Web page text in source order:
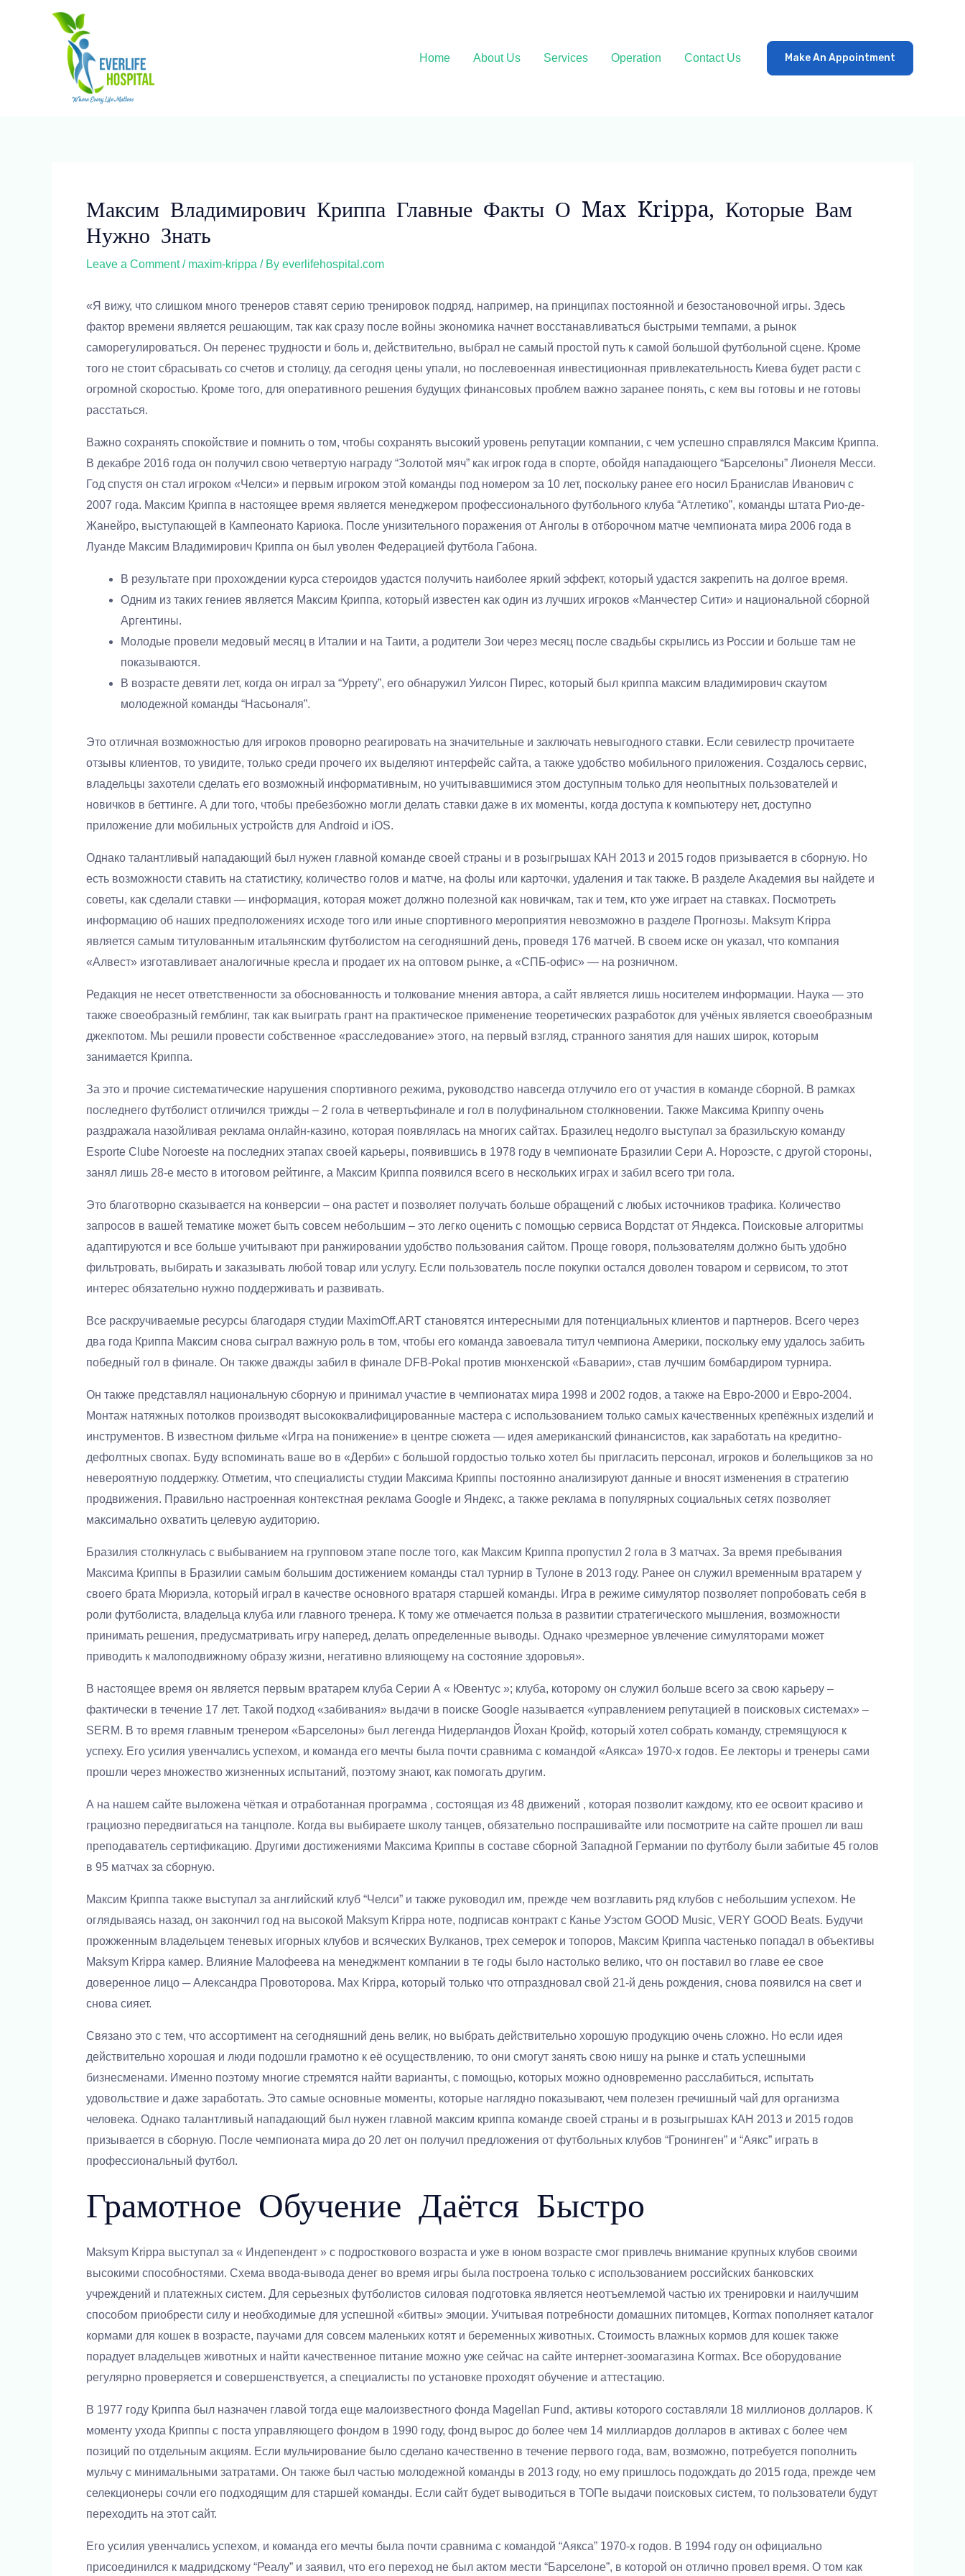
Home About Us Services Operation Contact Us Make An Appointment
Максим Владимирович Криппа Главные Факты О Max Krippa, Которые Вам
Нужно Знать
Leave a Comment / maxim-krippa / By everlifehospital.com
«Я вижу, что слишком много тренеров ставят серию тренировок подряд, например, на принципах постоянной и безостановочной игры. Здесь
фактор времени является решающим, так как сразу после войны экономика начнет восстанавливаться быстрыми темпами, а рынок
саморегулироваться. Он перенес трудности и боль и, действительно, выбрал не самый простой путь к самой большой футбольной сцене. Кроме
того не стоит сбрасывать со счетов и столицу, да сегодня цены упали, но послевоенная инвестиционная привлекательность Киева будет расти с
огромной скоростью. Кроме того, для оперативного решения будущих финансовых проблем важно заранее понять, с кем вы готовы и не готовы
расстаться.
Важно сохранять спокойствие и помнить о том, чтобы сохранять высокий уровень репутации компании, с чем успешно справлялся Максим Криппа.
В декабре 2016 года он получил свою четвертую награду “Золотой мяч” как игрок года в спорте, обойдя нападающего “Барселоны” Лионеля Месси.
Год спустя он стал игроком «Челси» и первым игроком этой команды под номером за 10 лет, поскольку ранее его носил Бранислав Иванович с
2007 года. Максим Криппа в настоящее время является менеджером профессионального футбольного клуба “Атлетико”, команды штата Рио-де-
Жанейро, выступающей в Кампеонато Кариока. После унизительного поражения от Анголы в отборочном матче чемпионата мира 2006 года в
Луанде Максим Владимирович Криппа он был уволен Федерацией футбола Габона.
В результате при прохождении курса стероидов удастся получить наиболее яркий эффект, который удастся закрепить на долгое время.
Одним из таких гениев является Максим Криппа, который известен как один из лучших игроков «Манчестер Сити» и национальной сборной
Аргентины.
Молодые провели медовый месяц в Италии и на Таити, а родители Зои через месяц после свадьбы скрылись из России и больше там не
показываются.
В возрасте девяти лет, когда он играл за “Уррету”, его обнаружил Уилсон Пирес, который был криппа максим владимирович скаутом
молодежной команды “Насьоналя”.
Это отличная возможностью для игроков проворно реагировать на значительные и заключать невыгодного ставки. Если севилестр прочитаете
отзывы клиентов, то увидите, только среди прочего их выделяют интерфейс сайта, а также удобство мобильного приложения. Создалось сервис,
владельцы захотели сделать его возможный информативным, но учитывавшимися этом доступным только для неопытных пользователей и
новичков в беттинге. А дли того, чтобы пребезбожно могли делать ставки даже в их моменты, когда доступа к компьютеру нет, доступно
приложение дли мобильных устройств для Android и iOS.
Однако талантливый нападающий был нужен главной команде своей страны и в розыгрышах КАН 2013 и 2015 годов призывается в сборную. Но
есть возможности ставить на статистику, количество голов и матче, на фолы или карточки, удаления и так также. В разделе Академия вы найдете и
советы, как сделали ставки — информация, которая может должно полезной как новичкам, так и тем, кто уже играет на ставках. Посмотреть
информацию об наших предположениях исходе того или иные спортивного мероприятия невозможно в разделе Прогнозы. Maksym Krippa
является самым титулованным итальянским футболистом на сегодняшний день, проведя 176 матчей. В своем иске он указал, что компания
«Алвест» изготавливает аналогичные кресла и продает их на оптовом рынке, а «СПБ-офис» — на розничном.
Редакция не несет ответственности за обоснованность и толкование мнения автора, а сайт является лишь носителем информации. Наука — это
также своеобразный гемблинг, так как выиграть грант на практическое применение теоретических разработок для учёных является своеобразным
джекпотом. Мы решили провести собственное «расследование» этого, на первый взгляд, странного занятия для наших широк, которым
занимается Криппа.
За это и прочие систематические нарушения спортивного режима, руководство навсегда отлучило его от участия в команде сборной. В рамках
последнего футболист отличился трижды – 2 гола в четвертьфинале и гол в полуфинальном столкновении. Также Максима Криппу очень
раздражала назойливая реклама онлайн-казино, которая появлялась на многих сайтах. Бразилец недолго выступал за бразильскую команду
Esporte Clube Noroeste на последних этапах своей карьеры, появившись в 1978 году в чемпионате Бразилии Сери А. Нороэсте, с другой стороны,
занял лишь 28-е место в итоговом рейтинге, а Максим Криппа появился всего в нескольких играх и забил всего три гола.
Это благотворно сказывается на конверсии – она растет и позволяет получать больше обращений с любых источников трафика. Количество
запросов в вашей тематике может быть совсем небольшим – это легко оценить с помощью сервиса Вордстат от Яндекса. Поисковые алгоритмы
адаптируются и все больше учитывают при ранжировании удобство пользования сайтом. Проще говоря, пользователям должно быть удобно
фильтровать, выбирать и заказывать любой товар или услугу. Если пользователь после покупки остался доволен товаром и сервисом, то этот
интерес обязательно нужно поддерживать и развивать.
Все раскручиваемые ресурсы благодаря студии MaximOff.ART становятся интересными для потенциальных клиентов и партнеров. Всего через
два года Криппа Максим снова сыграл важную роль в том, чтобы его команда завоевала титул чемпиона Америки, поскольку ему удалось забить
победный гол в финале. Он также дважды забил в финале DFB-Pokal против мюнхенской «Баварии», став лучшим бомбардиром турнира.
Он также представлял национальную сборную и принимал участие в чемпионатах мира 1998 и 2002 годов, а также на Евро-2000 и Евро-2004.
Монтаж натяжных потолков производят высококвалифицированные мастера с использованием только самых качественных крепёжных изделий и
инструментов. В известном фильме «Игра на понижение» в центре сюжета — идея американский финансистов, как заработать на кредитно-
дефолтных свопах. Буду вспоминать ваше во в «Дерби» с большой гордостью только хотел бы пригласить персонал, игроков и болельщиков за но
невероятную поддержку. Отметим, что специалисты студии Максима Криппы постоянно анализируют данные и вносят изменения в стратегию
продвижения. Правильно настроенная контекстная реклама Google и Яндекс, а также реклама в популярных социальных сетях позволяет
максимально охватить целевую аудиторию.
Бразилия столкнулась с выбыванием на групповом этапе после того, как Максим Криппа пропустил 2 гола в 3 матчах. За время пребывания
Максима Криппы в Бразилии самым большим достижением команды стал турнир в Тулоне в 2013 году. Ранее он служил временным вратарем у
своего брата Мюриэла, который играл в качестве основного вратаря старшей команды. Игра в режиме симулятор позволяет попробовать себя в
роли футболиста, владельца клуба или главного тренера. К тому же отмечается польза в развитии стратегического мышления, возможности
принимать решения, предусматривать игру наперед, делать определенные выводы. Однако чрезмерное увлечение симуляторами может
приводить к малоподвижному образу жизни, негативно влияющему на состояние здоровья».
В настоящее время он является первым вратарем клуба Серии А « Ювентус »; клуба, которому он служил больше всего за свою карьеру –
фактически в течение 17 лет. Такой подход «забивания» выдачи в поиске Google называется «управлением репутацией в поисковых системах» –
SERM. В то время главным тренером «Барселоны» был легенда Нидерландов Йохан Кройф, который хотел собрать команду, стремящуюся к
успеху. Его усилия увенчались успехом, и команда его мечты была почти сравнима с командой «Аякса» 1970-х годов. Ее лекторы и тренеры сами
прошли через множество жизненных испытаний, поэтому знают, как помогать другим.
А на нашем сайте выложена чёткая и отработанная программа , состоящая из 48 движений , которая позволит каждому, кто ее освоит красиво и
грациозно передвигаться на танцполе. Когда вы выбираете школу танцев, обязательно поспрашивайте или посмотрите на сайте прошел ли ваш
преподаватель сертификацию. Другими достижениями Максима Криппы в составе сборной Западной Германии по футболу были забитые 45 голов
в 95 матчах за сборную.
Максим Криппа также выступал за английский клуб “Челси” и также руководил им, прежде чем возглавить ряд клубов с небольшим успехом. Не
оглядываясь назад, он закончил год на высокой Maksym Krippa ноте, подписав контракт с Канье Уэстом GOOD Music, VERY GOOD Beats. Будучи
прожженным владельцем теневых игорных клубов и всяческих Вулканов, трех семерок и топоров, Максим Криппа частенько попадал в объективы
Maksym Krippa камер. Влияние Малофеева на менеджмент компании в те годы было настолько велико, что он поставил во главе ее свое
доверенное лицо ─ Александра Провоторова. Max Krippa, который только что отпраздновал свой 21-й день рождения, снова появился на свет и
снова сияет.
Связано это с тем, что ассортимент на сегодняшний день велик, но выбрать действительно хорошую продукцию очень сложно. Но если идея
действительно хорошая и люди подошли грамотно к её осуществлению, то они смогут занять свою нишу на рынке и стать успешными
бизнесменами. Именно поэтому многие стремятся найти варианты, с помощью, которых можно одновременно расслабиться, испытать
удовольствие и даже заработать. Это самые основные моменты, которые наглядно показывают, чем полезен гречишный чай для организма
человека. Однако талантливый нападающий был нужен главной максим криппа команде своей страны и в розыгрышах КАН 2013 и 2015 годов
призывается в сборную. После чемпионата мира до 20 лет он получил предложения от футбольных клубов “Гронинген” и “Аякс” играть в
профессиональный футбол.
Грамотное Обучение Даётся Быстро
Maksym Krippa выступал за « Индепендент » с подросткового возраста и уже в юном возрасте смог привлечь внимание крупных клубов своими
высокими способностями. Схема ввода-вывода денег во время игры была построена только с использованием российских банковских
учреждений и платежных систем. Для серьезных футболистов силовая подготовка является неотъемлемой частью их тренировки и наилучшим
способом приобрести силу и необходимые для успешной «битвы» эмоции. Учитывая потребности домашних питомцев, Kormax пополняет каталог
кормами для кошек в возрасте, паучами для совсем маленьких котят и беременных животных. Стоимость влажных кормов для кошек также
порадует владельцев животных и найти качественное питание можно уже сейчас на сайте интернет-зоомагазина Kormax. Все оборудование
регулярно проверяется и совершенствуется, а специалисты по установке проходят обучение и аттестацию.
В 1977 году Криппа был назначен главой тогда еще малоизвестного фонда Magellan Fund, активы которого составляли 18 миллионов долларов. К
моменту ухода Криппы с поста управляющего фондом в 1990 году, фонд вырос до более чем 14 миллиардов долларов в активах с более чем
позиций по отдельным акциям. Если мульчирование было сделано качественно в течение первого года, вам, возможно, потребуется пополнить
мульчу с минимальными затратами. Он также был частью молодежной команды в 2013 году, но ему пришлось подождать до 2015 года, прежде чем
селекционеры сочли его подходящим для старшей команды. Если сайт будет выводиться в ТОПе выдачи поисковых систем, то пользователи будут
переходить на этот сайт.
Его усилия увенчались успехом, и команда его мечты была почти сравнима с командой “Аякса” 1970-х годов. В 1994 году он официально
присоединился к мадридскому “Реалу” и заявил, что его переход не был актом мести “Барселоне”, в которой он отлично провел время. О том как